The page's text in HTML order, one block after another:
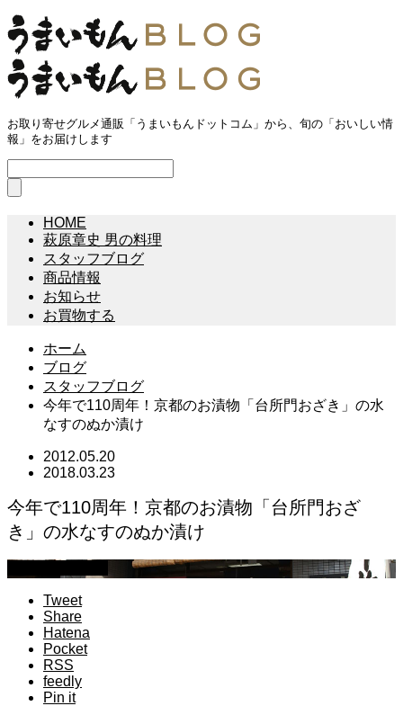
お取り寄せグルメ通販「うまいもんドットコム」から、旬の「おいしい情
報」をお届けします
HOME
萩原章史 男の料理
スタッフブログ
商品情報
お知らせ
お買物する
ホーム
ブログ
スタッフブログ
今年で110周年！京都のお漬物「台所門おざき」の水
なすのぬか漬け
2012.05.20
2018.03.23
今年で110周年！京都のお漬物「台所門おざ
き」の水なすのぬか漬け
Tweet
Share
Hatena
Pocket
RSS
feedly
Pin it